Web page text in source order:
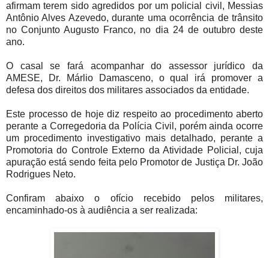
afirmam terem sido agredidos por um policial civil, Messias
Antônio Alves Azevedo, durante uma ocorrência de trânsito
no Conjunto Augusto Franco, no dia 24 de outubro deste
ano.
O casal se fará acompanhar do assessor jurídico da
AMESE, Dr. Márlio Damasceno, o qual irá promover a
defesa dos direitos dos militares associados da entidade.
Este processo de hoje diz respeito ao procedimento aberto
perante a Corregedoria da Polícia Civil, porém ainda ocorre
um procedimento investigativo mais detalhado, perante a
Promotoria do Controle Externo da Atividade Policial, cuja
apuração está sendo feita pelo Promotor de Justiça Dr. João
Rodrigues Neto.
Confiram abaixo o ofício recebido pelos militares,
encaminhado-os à audiência a ser realizada: